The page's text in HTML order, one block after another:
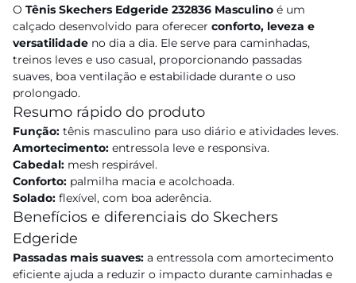
O Tênis Skechers Edgeride 232836 Masculino é um
calçado desenvolvido para oferecer conforto, leveza e
versatilidade no dia a dia. Ele serve para caminhadas,
treinos leves e uso casual, proporcionando passadas
suaves, boa ventilação e estabilidade durante o uso
prolongado.
Resumo rápido do produto
Função: tênis masculino para uso diário e atividades leves.
Amortecimento: entressola leve e responsiva.
Cabedal: mesh respirável.
Conforto: palmilha macia e acolchoada.
Solado: flexível, com boa aderência.
Benefícios e diferenciais do Skechers
Edgeride
Passadas mais suaves: a entressola com amortecimento
eficiente ajuda a reduzir o impacto durante caminhadas e